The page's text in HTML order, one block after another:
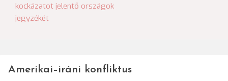
kockázatot jelentő országok
jegyzékét
Amerikai–iráni konfliktus